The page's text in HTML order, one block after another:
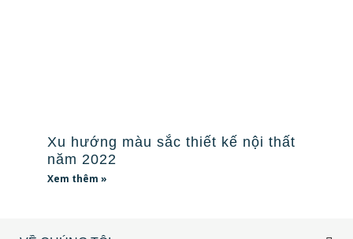
Xu hướng màu sắc thiết kế nội thất
năm 2022
Xem thêm »